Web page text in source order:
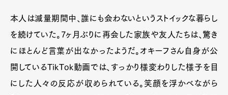
本人は減量期間中、誰にも会わないというストイックな暮らし
を続けていた。7ヶ月ぶりに再会した家族や友人たちは、驚き
にほとんど言葉が出なかったようだ。オキーフさん自身が公
開しているTikTok動画では、すっかり様変わりした様子を目
にした人々の反応が収められている。笑顔を浮かべながら